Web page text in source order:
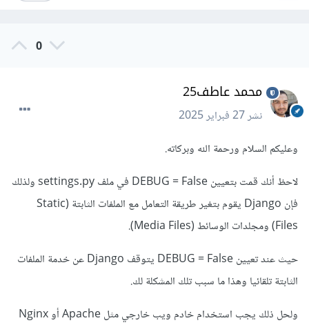
0
محمد عاطف25
نشر27 فبراير 2025
وعليكم السلام ورحمة الله وبركاته.
لاحظ أنك قمت بتعيين DEBUG = False في ملف settings.py ولذلك
فإن Django يقوم بتغير طريقة التعامل مع الملفات الثابتة (Static
Files) ومجلدات الوسائط (Media Files).
حيث عند تعيين DEBUG = False يتوقف Django عن خدمة الملفات
الثابتة تلقائيا وهذا ما سبب تلك المشكلة لك.
ولحل ذلك يجب استخدام خادم ويب خارجي مثل Apache أو Nginx